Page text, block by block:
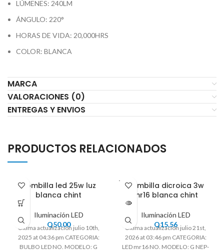
LÚMENES: 240LM
ÁNGULO: 220°
HORAS DE VIDA: 20,000HRS
COLOR: BLANCA
MARCA
VALORACIONES (0)
ENTREGAS Y ENVIOS
PRODUCTOS RELACIONADOS
Bombilla led 25w luz
blanca chint
Iluminación LED
Q50.00
Ultima actualización julio 10th,
2025 at 04:36 pm CATEGORIA:
BULBO LED NO. MODELO: G
VENDI
DO
Bombilla dicroica 3w
mr16 blanca chint
Iluminación LED
Q15.56
Ultima actualización julio 21st,
2026 at 03:46 pm CATEGORIA:
LED mr16 NO. MODELO: G NEP-